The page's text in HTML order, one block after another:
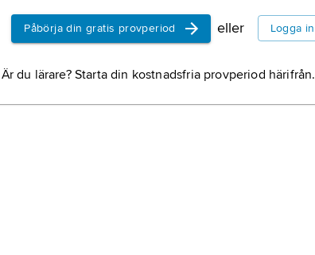
Påbörja din gratis provperiod eller Logga in
Är du lärare? Starta din kostnadsfria provperiod härifrån.